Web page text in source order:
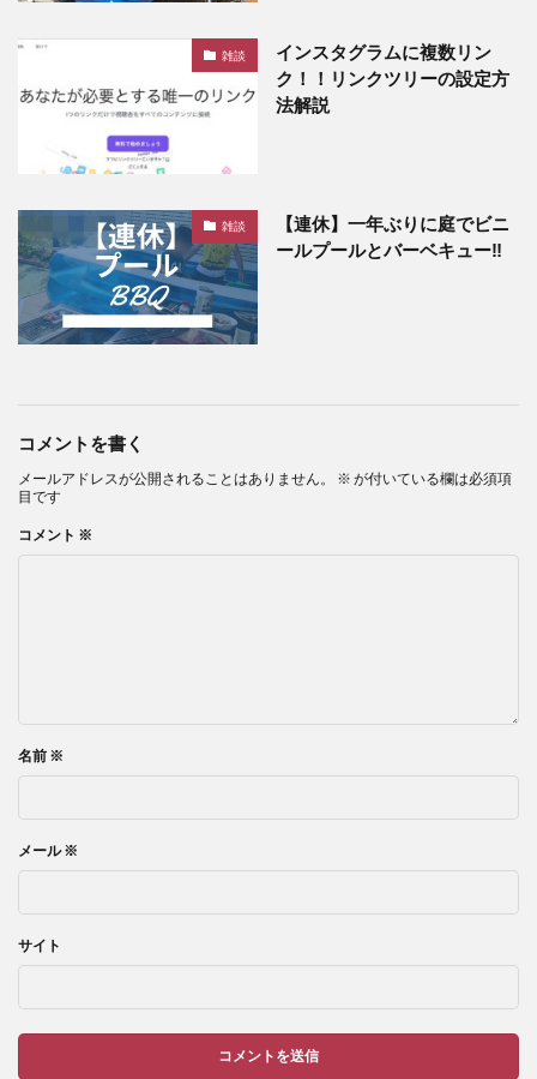
雑談
インスタグラムに複数リン
ク！！リンクツリーの設定方
法解説
雑談
【連休】一年ぶりに庭でビニ
ールプールとバーベキュー‼
コメントを書く
メールアドレスが公開されることはありません。 ※ が付いている欄は必須項
目です
コメント ※
名前 ※
メール※
サイト